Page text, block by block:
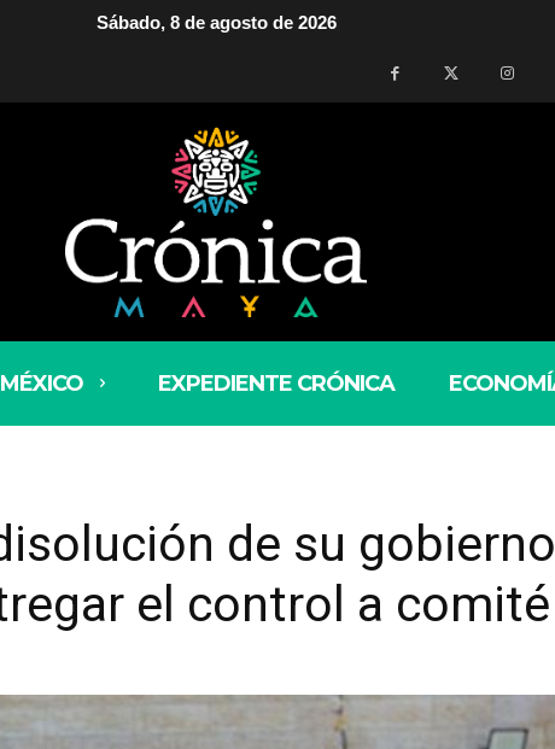
Sábado, 8 de agosto de 2026
MÉXICO EXPEDIENTE CRÓNICA
de su
el control a comité